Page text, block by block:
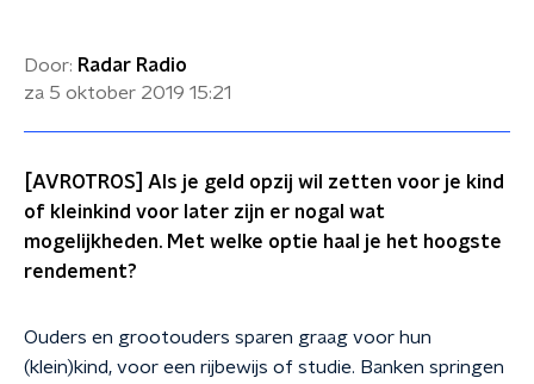
Door: Radar Radio
za 5 oktober 2019 15:21
[AVROTROS] Als je geld opzij wil zetten voor je kind
of kleinkind voor later zijn er nogal wat
mogelijkheden. Met welke optie haal je het hoogste
rendement?
Ouders en grootouders sparen graag voor hun
(klein)kind, voor een rijbewijs of studie. Banken springen